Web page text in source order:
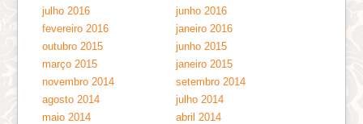
julho 2016
junho 2016
fevereiro 2016
janeiro 2016
outubro 2015
junho 2015
março 2015
janeiro 2015
novembro 2014
setembro 2014
agosto 2014
julho 2014
maio 2014
abril 2014